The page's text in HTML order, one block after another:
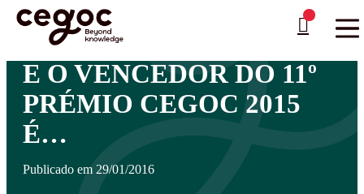
Skip to main content
Está aqui:Home >Notícias E O VENCEDOR DO 11º PRÉMIO CEGOC 2015 É…
E O VENCEDOR DO 11º
PRÉMIO CEGOC 2015
É…
Publicado em 29/01/2016